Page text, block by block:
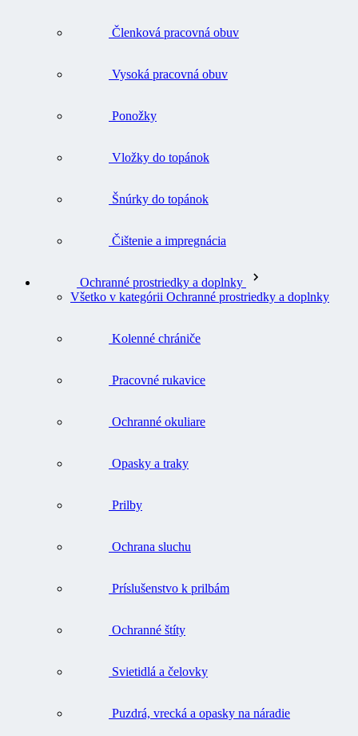
Členková pracovná obuv
Vysoká pracovná obuv
Ponožky
Vložky do topánok
Šnúrky do topánok
Čištenie a impregnácia
Ochranné prostriedky a doplnky
Všetko v kategórii Ochranné prostriedky a doplnky
Kolenné chrániče
Pracovné rukavice
Ochranné okuliare
Opasky a traky
Prilby
Ochrana sluchu
Príslušenstvo k prilbám
Ochranné štíty
Svietidlá a čelovky
Puzdrá, vrecká a opasky na náradie